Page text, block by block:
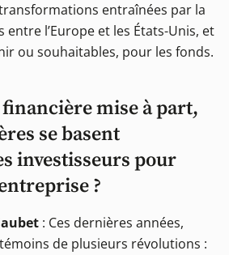
entraînées par la
entre l’Europe et les États-Unis, et
ou souhaitables, pour les fonds.
mise à part,
se basent
investisseurs pour
?
: Ces dernières années,
de plusieurs révolutions :